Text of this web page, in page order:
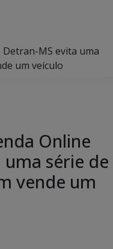
Detran-MS evita uma
um veículo
Online
série de
vende um